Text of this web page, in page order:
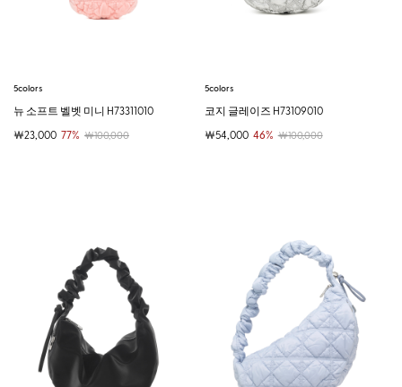
5colors
뉴 소프트 벨벳 미니 H73311010
￦23,000 77% ￦100,000
5colors
코지 글레이즈 H73109010
￦54,000 46% ￦100,000